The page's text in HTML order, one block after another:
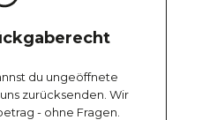
du ungeöffnete
zurücksenden. Wir
- ohne Fragen.